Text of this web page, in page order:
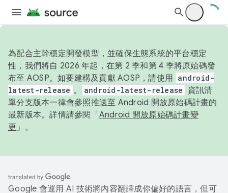
為配合主幹穩定開發模型，並確保生態系統的平台穩定
性，我們將自 2026 年起，在第 2 季和第 4 季將原始碼發
布至 AOSP。如要建構及貢獻 AOSP，請使用 android-
latest-release 。 android-latest-release
資訊清
單分支版本一律會參照推送至 Android 開放原始碼計畫的
最新版本。詳情請參閱「 Android 開放原始碼計畫變
更 」。
Google 會運用 AI 技術將內容翻譯成你偏好的語言，但可